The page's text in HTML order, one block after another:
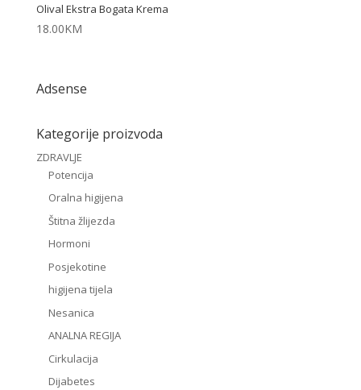
Olival Ekstra Bogata Krema
18.00KM
Adsense
Kategorije proizvoda
ZDRAVLJE
Potencija
Oralna higijena
Štitna žlijezda
Hormoni
Posjekotine
higijena tijela
Nesanica
ANALNA REGIJA
Cirkulacija
Dijabetes